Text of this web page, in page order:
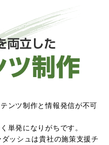
ンツ制作と情報発信が不可
単発になりがちです。
ッシュは貴社の施策支援チ